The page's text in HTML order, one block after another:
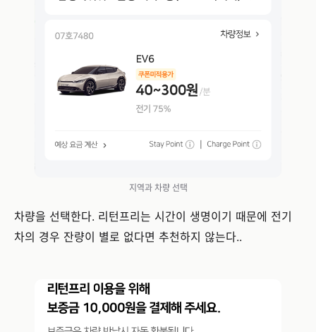
지역과 차량 선택
차량을 선택한다. 리턴프리는 시간이 생명이기 때문에 전기
차의 경우 잔량이 별로 없다면 추천하지 않는다..